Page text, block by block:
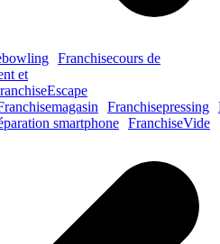
bowling Franchisecours de
et
Escape
magasin Franchisepressing
smartphone FranchiseVide